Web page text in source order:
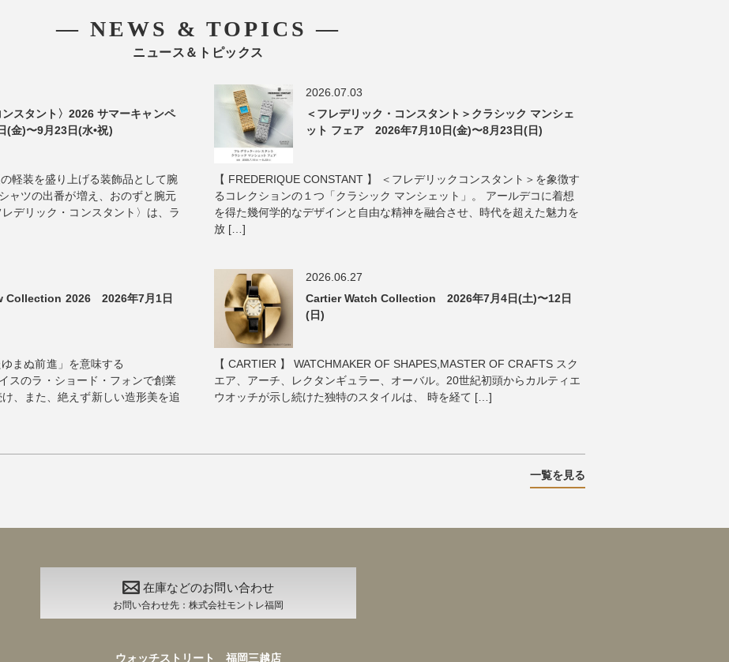
― NEWS & TOPICS ―
ニュース＆トピックス
ンスタント〉2026 サマーキャンペ
金)〜9月23日(水•祝)
軽装を盛り上げる装飾品として腕
ャツの出番が増え、おのずと腕元
デリック・コンスタント〉は、ラ
2026.07.03
＜フレデリック・コンスタント＞クラシック マンシェ
ット フェア 2026年7月10日(金)〜8月23日(日)
【 FREDERIQUE CONSTANT 】 ＜フレデリックコンスタント＞を象徴す
るコレクションの１つ「クラシック マンシェット」。 アールデコに着想
を得た幾何学的なデザインと自由な精神を融合させ、時代を超えた魅力を
放 […]
Collection 2026 2026年7月1日
まぬ前進」を意味する
スのラ・ショード・フォンで創業
、また、絶えず新しい造形美を追
2026.06.27
Cartier Watch Collection 2026年7月4日(土)〜12日
(日)
【 CARTIER 】 WATCHMAKER OF SHAPES,MASTER OF CRAFTS スク
エア、アーチ、レクタンギュラー、オーバル。20世紀初頭からカルティエ
ウオッチが示し続けた独特のスタイルは、 時を経て […]
一覧を見る
在庫などのお問い合わせ
お問い合わせ先：株式会社モントレ福岡
ウォッチストリート 福岡三越店